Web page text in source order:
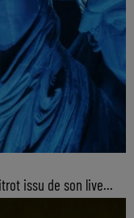
issu de son live...